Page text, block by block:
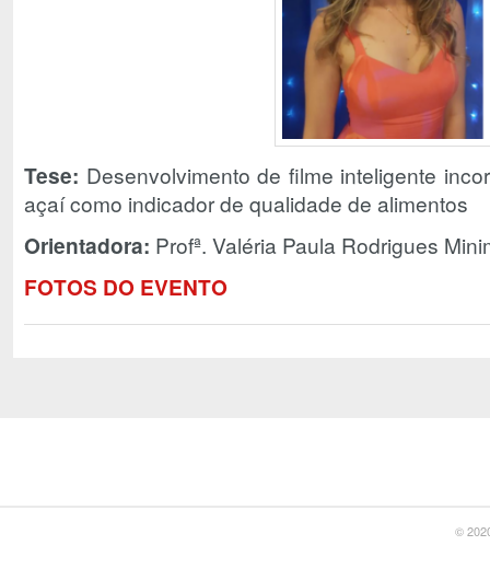
Tese: Desenvolvimento de filme inteligente
açaí como indicador de qualidade de alimentos
Orientadora: Profª. Valéria Paula Rodrigues
FOTOS DO EVENTO
©